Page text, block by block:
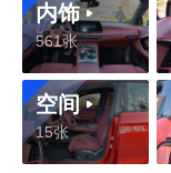
内饰
561张
空间
15张